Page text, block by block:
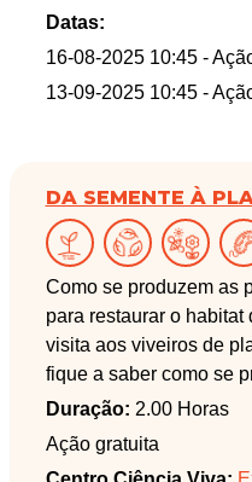
Datas:
16-08-2025 10:45 -
13-09-2025 10:45 -
DA SEMENTE À
Como se produzem as
para restaurar o
visita aos viveiros de
fique a saber como se
utilizadas no restauro
do Priolo (Pyrrhula
Duração: 2.00 Horas
Ação gratuita